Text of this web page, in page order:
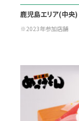
鹿児島エリア(中央)
2023年参加店舗